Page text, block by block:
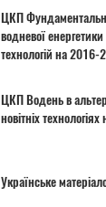
ЦКП
водневої
технологій на
ЦКП Водень в
новітніх
Українське